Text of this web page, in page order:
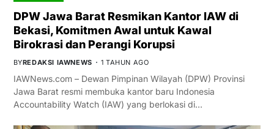
DPW Jawa Barat Resmikan Kantor IAW di
Bekasi, Komitmen Awal untuk Kawal
Birokrasi dan Perangi Korupsi
BYREDAKSI IAWNEWS 1 TAHUN AGO
IAWNews.com – Dewan Pimpinan Wilayah (DPW) Provinsi
Jawa Barat resmi membuka kantor baru Indonesia
Accountability Watch (IAW) yang berlokasi di…